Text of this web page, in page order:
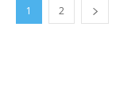
1 2